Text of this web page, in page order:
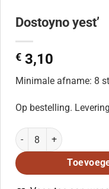
Dostoyno yest’
€ 3,10
Minimale afname: 8
Op bestelling.
Dostoyno yest' aantal